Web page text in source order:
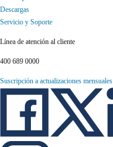
Descargas
Servicio y Soporte
Línea de atención al cliente
400 689 0000
Suscripción a actualizaciones mensuales